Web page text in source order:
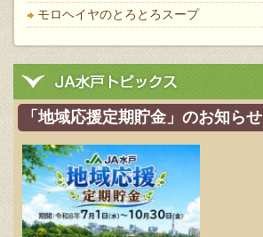
モロヘイヤのとろとろスープ
「地域応援定期貯金」のお知らせ